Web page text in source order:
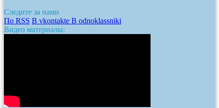
Следите за нами
По RSS В vkontakte В odnoklassniki
Видео материалы: